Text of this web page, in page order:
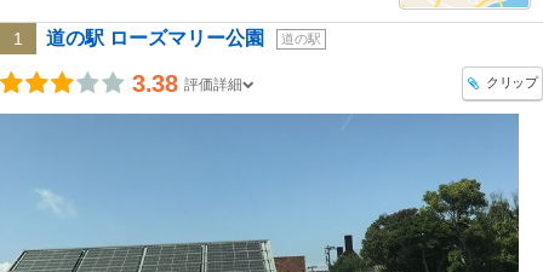
1 道の駅 ローズマリー公園 道の駅
3.38 評価詳細 クリップ